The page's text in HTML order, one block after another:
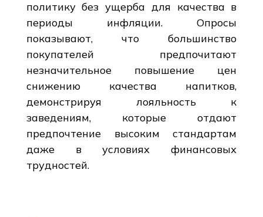
политику без ущерба для качества в
периоды инфляции. Опросы
показывают, что большинство
покупателей предпочитают
незначительное повышение цен
снижению качества напитков,
демонстрируя лояльность к
заведениям, которые отдают
предпочтение высоким стандартам
даже в условиях финансовых
трудностей.